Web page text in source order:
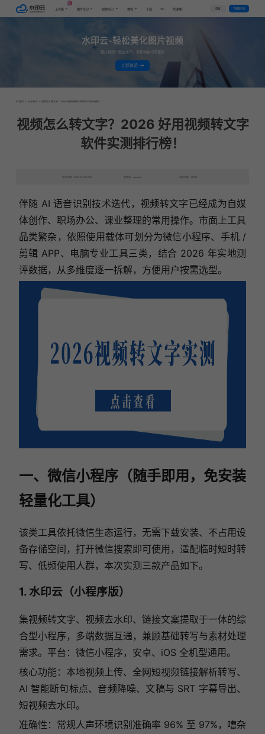
工具集 图片水印 视频水印 教程 下载 VIP 代理推广 登录 下载客户端
水印云-轻松美化图片视频
图片视频一键去水印，手机电脑均可使用
立即体验
首页 > 行业资讯 > 视频怎么转文字？2026 好用视频转文字软件实测排行榜！
视频怎么转文字？2026 好用视频转文字
软件实测排行榜！
发布日期：2026-06-03 18:25 发表者：qianqian 浏览次数：855次
伴随 AI 语音识别技术迭代，视频转文字已经成为自媒
体创作、职场办公、课业整理的常用操作。市面上工具
品类繁杂，依照使用载体可划分为微信小程序、手机 /
剪辑 APP、电脑专业工具三类，结合 2026 年实地测
评数据，从多维度逐一拆解，方便用户按需选型。
一、微信小程序（随手即用，免安装
轻量化工具）
该类工具依托微信生态运行，无需下载安装、不占用设
备存储空间，打开微信搜索即可使用，适配临时短时转
写、低频使用人群，本次实测三款产品如下。
1. 水印云（小程序版）
集视频转文字、视频去水印、链接文案提取于一体的综
合型小程序，多端数据互通，兼顾基础转写与素材处理
需求。平台：微信小程序，安卓、iOS 全机型通用。
核心功能：本地视频上传、全网短视频链接解析转写、
AI 智能断句标点、音频降噪、文稿与 SRT 字幕导出、
短视频去水印。
准确性：常规人声环境识别准确率 96% 至 97%，嘈杂